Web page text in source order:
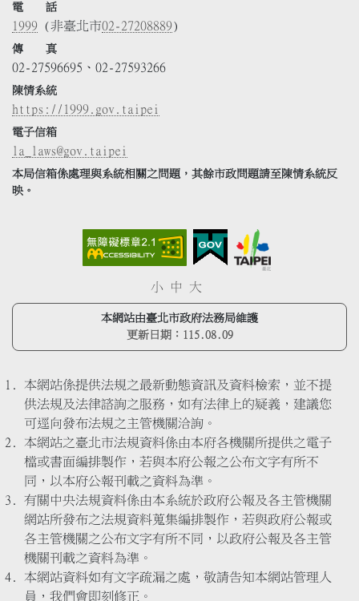
電 話
1999 (非臺北市02-27208889)
傳 真
02-27596695、02-27593266
陳情系統
https://1999.gov.taipei
電子信箱
la_laws@gov.taipei
本局信箱係處理與系統相關之問題，其餘市政問題請至陳情系統反
映。
小 中 大
本網站由臺北市政府法務局維護
更新日期： 115.08.09
本網站係提供法規之最新動態資訊及資料檢索，並不提
供法規及法律諮詢之服務，如有法律上的疑義，建議您
可逕向發布法規之主管機關洽詢。
本網站之臺北市法規資料係由本府各機關所提供之電子
檔或書面編排製作，若與本府公報之公布文字有所不
同，以本府公報刊載之資料為準。
有關中央法規資料係由本系統於政府公報及各主管機關
網站所發布之法規資料蒐集編排製作，若與政府公報或
各主管機關之公布文字有所不同，以政府公報及各主管
機關刊載之資料為準。
本網站資料如有文字疏漏之處，敬請告知本網站管理人
員，我們會即刻修正。